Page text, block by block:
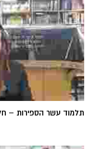
תלמוד עשר הספירות –